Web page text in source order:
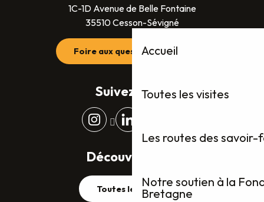
Accueil
Toutes les visites
Les routes des
Notre soutien à la
Bretagne
1C-1D Avenue de Belle Fontaine
35510 Cesson-Sévigné
Foire aux questions (FAQ)
Suivez-nous
Découvrez plus
Toutes les visites